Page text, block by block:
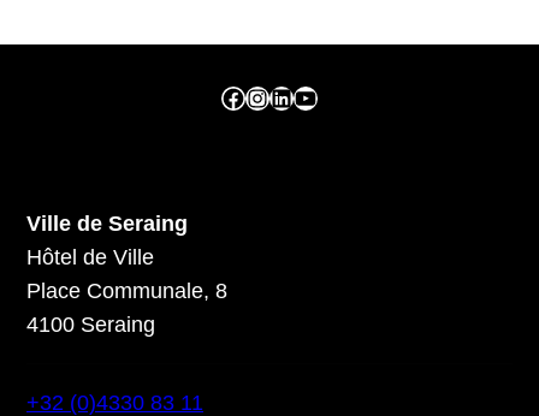
Facebook ville de seraing Instragram ville de seraing linkedin – ville de seraing YouTube
Ville de Seraing
Hôtel de Ville
Place Communale, 8
4100 Seraing
+32 (0)4330 83 11